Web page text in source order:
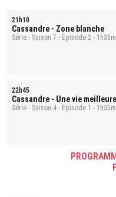
21h10
Cassandre - Zone blanche
Série - Saison 7 - Épisode 2 -
22h45
Cassandre - Une vie meilleure
Série - Saison 4 - Épisode 1 -